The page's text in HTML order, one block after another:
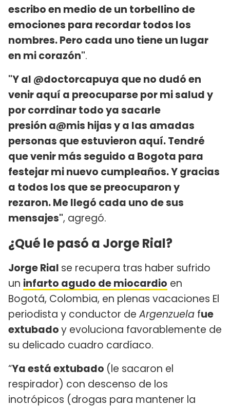
escribo en medio de un torbellino de
emociones para recordar todos los
nombres. Pero cada uno tiene un lugar
en mi corazón".
"Y al @doctorcapuya que no dudó en
venir aquí a preocuparse por mi salud y
por corrdinar todo ya sacarle
presión a@mis hijas y a las amadas
personas que estuvieron aquí. Tendré
que venir más seguido a Bogota para
festejar mi nuevo cumpleaños. Y gracias
a todos los que se preocuparon y
rezaron. Me llegó cada uno de sus
mensajes", agregó.
¿Qué le pasó a Jorge Rial?
Jorge Rial se recupera tras haber sufrido
un infarto agudo de miocardio en
Bogotá, Colombia, en plenas vacaciones El
periodista y conductor deArgenzuela fue
extubadoy evoluciona favorablemente de
su delicado cuadro cardíaco.
“Ya está extubado (le sacaron el
respirador) con descenso de los
inotrópicos (drogas para mantener la